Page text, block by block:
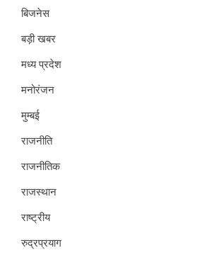
बिजनेस
बड़ी खबर
मध्य प्रदेश
मनोरंजन
मुम्बई
राजनीति
राजनीतिक
राजस्थान
राष्ट्रीय
रुद्रप्रयाग